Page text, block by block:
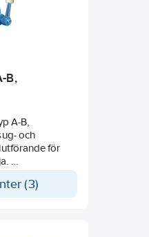
B,
A-B,
och
för
(3)